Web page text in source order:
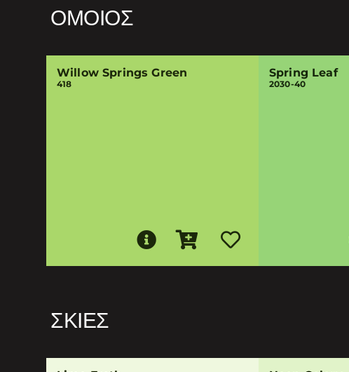
ΌΜΟΙΟΣ
Willow Springs Green
418
Spring Leaf
2030-40
ΣΚΙΈΣ